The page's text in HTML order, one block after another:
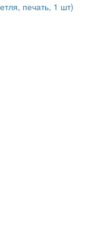
печать, 1 шт)